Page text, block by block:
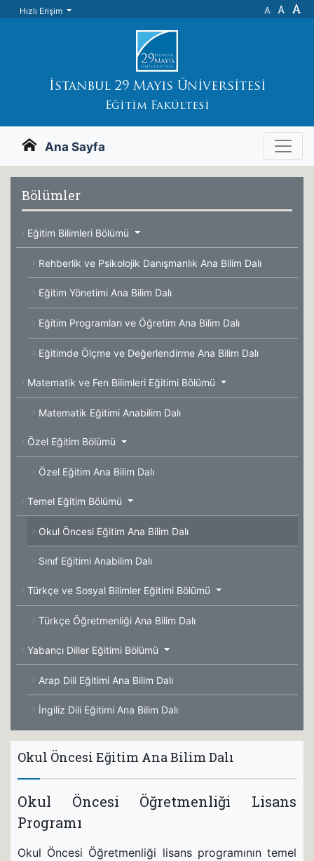
Hızlı Erişim A A A
İstanbul 29 Mayıs Üniversitesi
Eğitim Fakültesi
Ana Sayfa
Bölümler
Eğitim Bilimleri Bölümü
Rehberlik ve Psikolojik Danışmanlık Ana Bilim Dalı
Eğitim Yönetimi Ana Bilim Dalı
Eğitim Programları ve Öğretim Ana Bilim Dalı
Eğitimde Ölçme ve Değerlendirme Ana Bilim Dalı
Matematik ve Fen Bilimleri Eğitimi Bölümü
Matematik Eğitimi Anabilim Dalı
Özel Eğitim Bölümü
Özel Eğitim Ana Bilim Dalı
Temel Eğitim Bölümü
Okul Öncesi Eğitim Ana Bilim Dalı
Sınıf Eğitimi Anabilim Dalı
Türkçe ve Sosyal Bilimler Eğitimi Bölümü
Türkçe Öğretmenliği Ana Bilim Dalı
Yabancı Diller Eğitimi Bölümü
Arap Dili Eğitimi Ana Bilim Dalı
İngiliz Dili Eğitimi Ana Bilim Dalı
Okul Öncesi Eğitim Ana Bilim Dalı
Okul Öncesi Öğretmenliği Lisans
Programı
Okul Öncesi Öğretmenliği lisans programının temel